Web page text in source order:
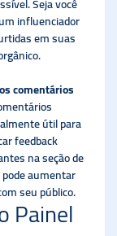
influenciador
em suas
comentários
útil para
feedback
na seção de
aumentar
seu público.
Painel